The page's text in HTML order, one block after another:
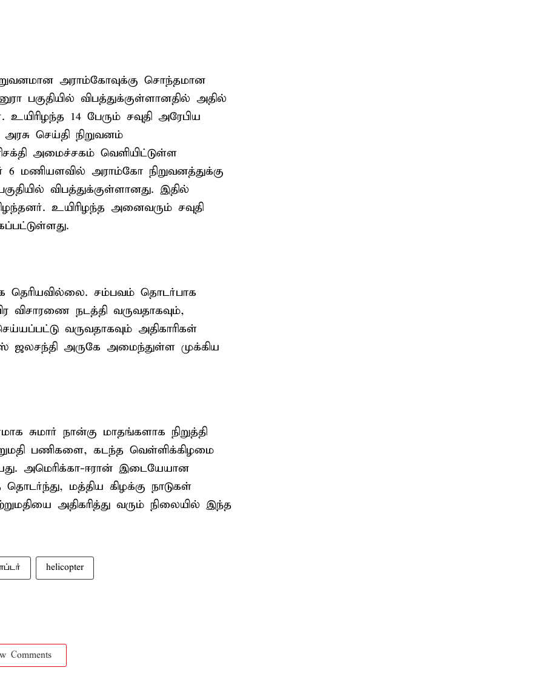
அராம்கோவுக்கு சொந்தமான
பகுதியில் விபத்துக்குள்ளானதில் அதில்
14 பேரும் சவுதி அரேபிய
செய்தி நிறுவனம்
அமைச்சகம் வெளியிட்டுள்ள
மணியளவில் அராம்கோ நிறுவனத்துக்கு
விபத்துக்குள்ளானது. இதில்
உயிரிழந்த அனைவரும் சவுதி
தெரியவில்லை. சம்பவம் தொடர்பாக
விசாரணை நடத்தி வருவதாகவும்,
வருவதாகவும் அதிகாரிகள்
ஜலசந்தி அருகே அமைந்துள்ள முக்கிய
சுமார் நான்கு மாதங்களாக நிறுத்தி
பணிகளை, கடந்த வெள்ளிக்கிழமை
அமெரிக்கா-ஈரான் இடையேயான
மத்திய கிழக்கு நாடுகள்
அதிகரித்து வரும் நிலையில் இந்த
helicopter
Comments